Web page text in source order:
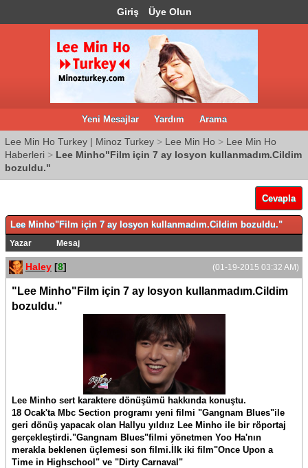
Giriş Üye Olun
Yeni Mesajlar Yardım Arama
Lee Min Ho Turkey | Minoz Turkey > Lee Min Ho > Lee Min Ho
Haberleri > Lee Minho"Film için 7 ay losyon kullanmadım.Cildim
bozuldu."
Cevapla
Lee Minho"Film için 7 ay losyon kullanmadım.Cildim bozuldu."
Yazar Mesaj
(01-19-2015 03:32 AM)
Haley [8]
"Lee Minho"Film için 7 ay losyon kullanmadım.Cildim
bozuldu."
Lee Minho sert karaktere dönüşümü hakkında konuştu.
18 Ocak'ta Mbc Section programı yeni filmi "Gangnam Blues"ile
geri dönüş yapacak olan Hallyu yıldıız Lee Minho ile bir röportaj
gerçekleştirdi."Gangnam Blues"filmi yönetmen Yoo Ha'nın
merakla beklenen üçlemesi son filmi.İlk iki film"Once Upon a
Time in Highschool" ve "Dirty Carnaval"